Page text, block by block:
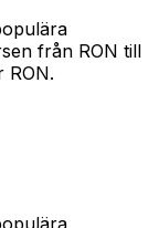
från RON till
RON.